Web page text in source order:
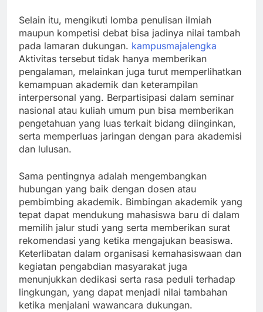
Selain itu, mengikuti lomba penulisan ilmiah
maupun kompetisi debat bisa jadinya nilai tambah
pada lamaran dukungan. kampusmajalengka
Aktivitas tersebut tidak hanya memberikan
pengalaman, melainkan juga turut memperlihatkan
kemampuan akademik dan keterampilan
interpersonal yang. Berpartisipasi dalam seminar
nasional atau kuliah umum pun bisa memberikan
pengetahuan yang luas terkait bidang diinginkan,
serta memperluas jaringan dengan para akademisi
dan lulusan.
Sama pentingnya adalah mengembangkan
hubungan yang baik dengan dosen atau
pembimbing akademik. Bimbingan akademik yang
tepat dapat mendukung mahasiswa baru di dalam
memilih jalur studi yang serta memberikan surat
rekomendasi yang ketika mengajukan beasiswa.
Keterlibatan dalam organisasi kemahasiswaan dan
kegiatan pengabdian masyarakat juga
menunjukkan dedikasi serta rasa peduli terhadap
lingkungan, yang dapat menjadi nilai tambahan
ketika menjalani wawancara dukungan.